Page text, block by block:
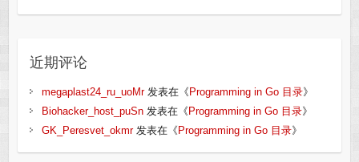
近期评论
megaplast24_ru_uoMr发表在《 Programming in Go 目录》
Biohacker_host_puSn发表在《 Programming in Go 目录》
GK_Peresvet_okmr发表在《 Programming in Go 目录》